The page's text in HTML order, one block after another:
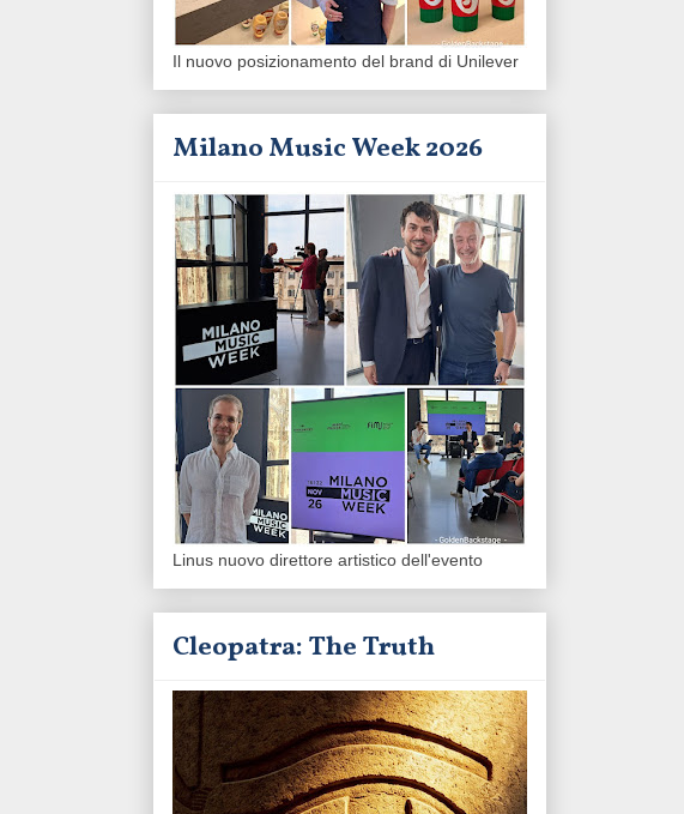
Il nuovo posizionamento del brand di Unilever
Milano Music Week 2026
Linus nuovo direttore artistico dell'evento
Cleopatra: The Truth